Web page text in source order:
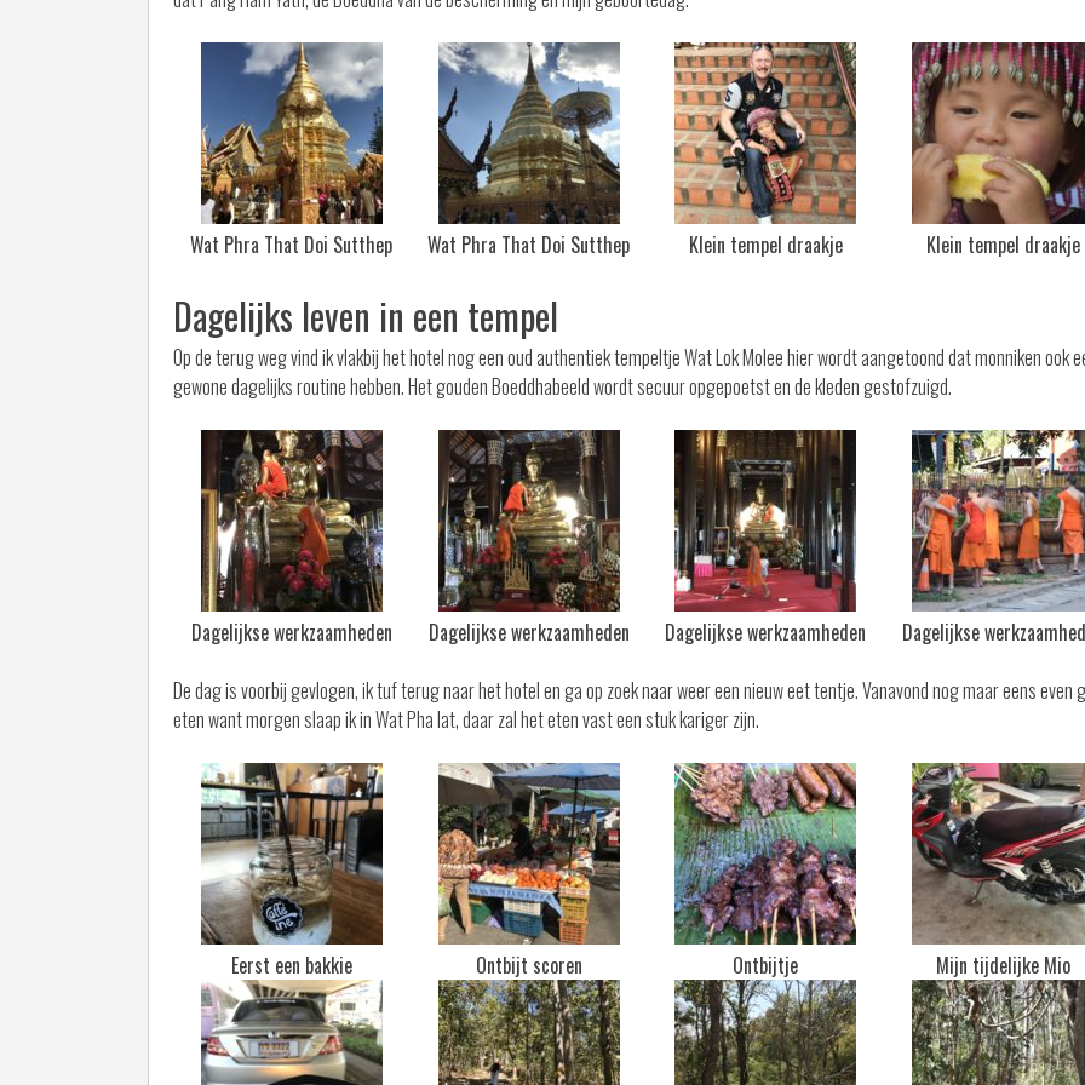
Wat Phra That Doi Sutthep Wat Phra That Doi Sutthep Klein tempel draakje Klein tempel draakje
Dagelijks leven in een tempel
Op de terug weg vind ik vlakbij het hotel nog een oud authentiek tempeltje Wat Lok Molee hier wordt aangetoond dat monniken ook
gewone dagelijks routine hebben. Het gouden Boeddhabeeld wordt secuur opgepoetst en de kleden gestofzuigd.
Dagelijkse werkzaamheden Dagelijkse werkzaamheden Dagelijkse werkzaamheden
Dagelijkse
De dag is voorbij gevlogen, ik tuf terug naar het hotel en ga op zoek naar weer een nieuw eet tentje. Vanavond nog maar eens even
eten want morgen slaap ik in Wat Pha lat, daar zal het eten vast een stuk kariger zijn.
Eerst een bakkie Ontbijt scoren Ontbijtje Mijn tijdelijke Mio